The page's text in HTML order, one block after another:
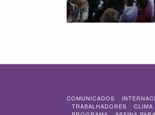
COMUNICADOS
TRABALHADORES
CLIMA